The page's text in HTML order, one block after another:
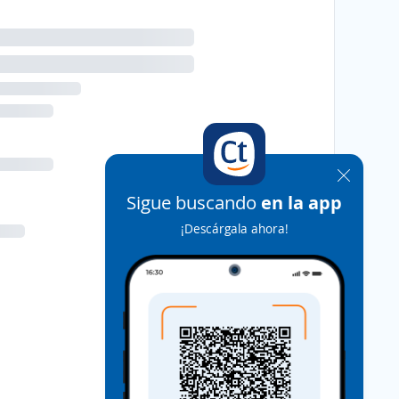
Sigue buscando en la app
¡Descárgala ahora!